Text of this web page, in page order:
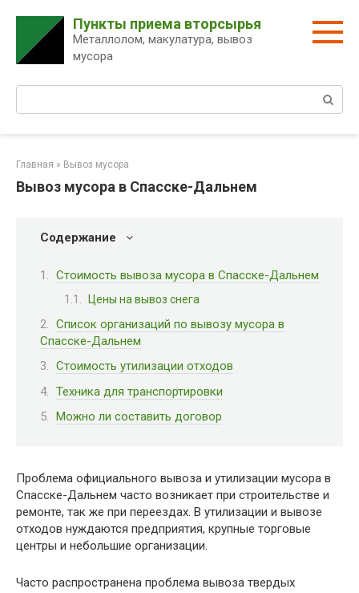
контенту
Пункты приема вторсырья
Металлолом, макулатура, вывоз
мусора
Главная » Вывоз мусора
Вывоз мусора в Спасске-Дальнем
Содержание
Стоимость вывоза мусора в Спасске-Дальнем
Цены на вывоз снега
Список организаций по вывозу мусора в
Спасске-Дальнем
Стоимость утилизации отходов
Техника для транспортировки
Можно ли составить договор
Проблема официального вывоза и утилизации мусора в
Спасске-Дальнем часто возникает при строительстве и
ремонте, так же при переездах. В утилизации и вывозе
отходов нуждаются предприятия, крупные торговые
центры и небольшие организации.
Часто распространена проблема вывоза твердых